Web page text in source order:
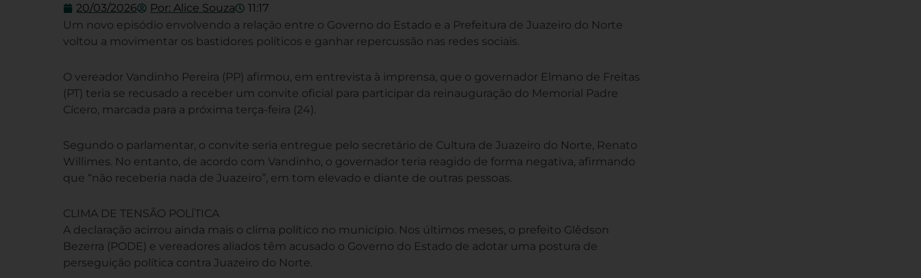
20/03/2026 Por: Alice Souza
11:17
Um novo episódio envolvendo a relação entre o Governo do Estado e a Prefeitura de Juazeiro do Norte
voltou a movimentar os bastidores políticos e ganhar repercussão nas redes sociais.
O vereador Vandinho Pereira (PP) afirmou, em entrevista à imprensa, que o governador Elmano de Freitas
(PT) teria se recusado a receber um convite oficial para participar da reinauguração do Memorial Padre
Cícero, marcada para a próxima terça-feira (24).
Segundo o parlamentar, o convite seria entregue pelo secretário de Cultura de Juazeiro do Norte, Renato
Willimes. No entanto, de acordo com Vandinho, o governador teria reagido de forma negativa, afirmando
que “não receberia nada de Juazeiro”, em tom elevado e diante de outras pessoas.
CLIMA DE TENSÃO POLÍTICA
A declaração acirrou ainda mais o clima político no município. Nos últimos meses, o prefeito Glêdson
Bezerra (PODE) e vereadores aliados têm acusado o Governo do Estado de adotar uma postura de
perseguição política contra Juazeiro do Norte.